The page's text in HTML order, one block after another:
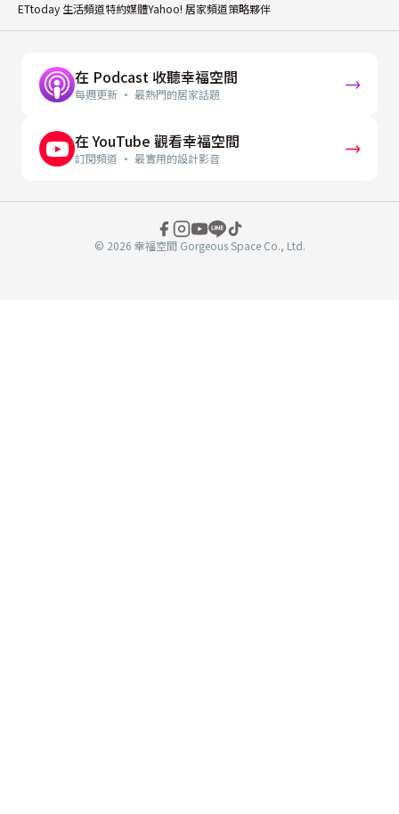
ETtoday 生活頻道特約媒體Yahoo! 居家頻道策略夥伴
在 Podcast 收聽幸福空間
每週更新 · 最熱門的居家話題
在 YouTube 觀看幸福空間
訂閱頻道 · 最實用的設計影音
© 2026 幸福空間 Gorgeous Space Co., Ltd.